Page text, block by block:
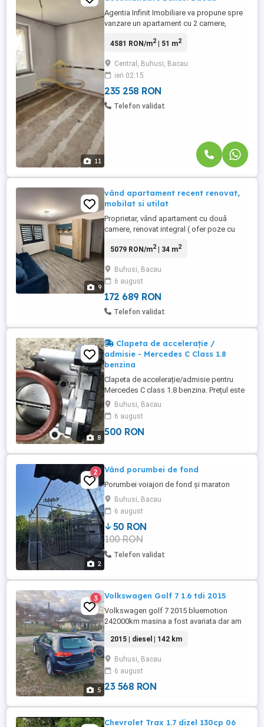
11
Agentia Infinit Imobiliare va propune spre
vanzare un apartament cu 2 camere,
Republicii, la parter, in apropiere de centrul
de primarie, magazine, scoli si alte puncte
de interes din zona Acest apartament este
de renovat ...
4581 RON/m2| 51 m2
Central, Buhusi, Bacau
ieri 02:15
235 258 RON
Telefon validat
9
vând apartament recent renovat,
mobilat si utilat
Proprietar, vând apartament cu două
camere, renovat integral ( ofer poze cu
izolație exterioara de 10 cm, șape,
condiționat, electrocasnice, instalație
electrica, sanitara, gaz, centrala, calorifere
toate noi în garanție. ...
5079 RON/m2| 34 m2
Buhusi, Bacau
6 august
172 689 RON
Telefon validat
8
Clapeta de accelerație /
admisie - Mercedes C Class 1.8
benzina
Clapeta de accelerație/admisie pentru
Mercedes C class 1.8 benzina. Prețul este
negociabil. Rog seriozitate Dețin 2 clapete
de accelerație ! Se pot da și separat
Buhusi, Bacau
6 august
500 RON
2
2 Vând porumbei de fond
Porumbei voiajori de fond și maraton
Buhusi, Bacau
6 august
50 RON
100 RON
Telefon validat
5
3 Volkswagen Golf 7 1.6 tdi 2015
Volkswagen golf 7 2015 bluemotion
242000km masina a fost avariata dar am
are nevoie de reparatii, cum ar fi de
revopsit partile schimbate , masina nu mai
porneste , o vind asa cum se afla motivul
nu am timp sa ma mai ocup de ia tetalii in
privat )
2015 | diesel | 142 km
Buhusi, Bacau
6 august
23 568 RON
Chevrolet Trax 1.7 dizel 130cp 06